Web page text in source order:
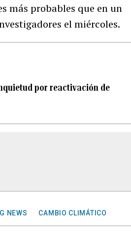
más probables que en un
el miércoles.
por reactivación de
NEWS CAMBIO CLIMÁTICO